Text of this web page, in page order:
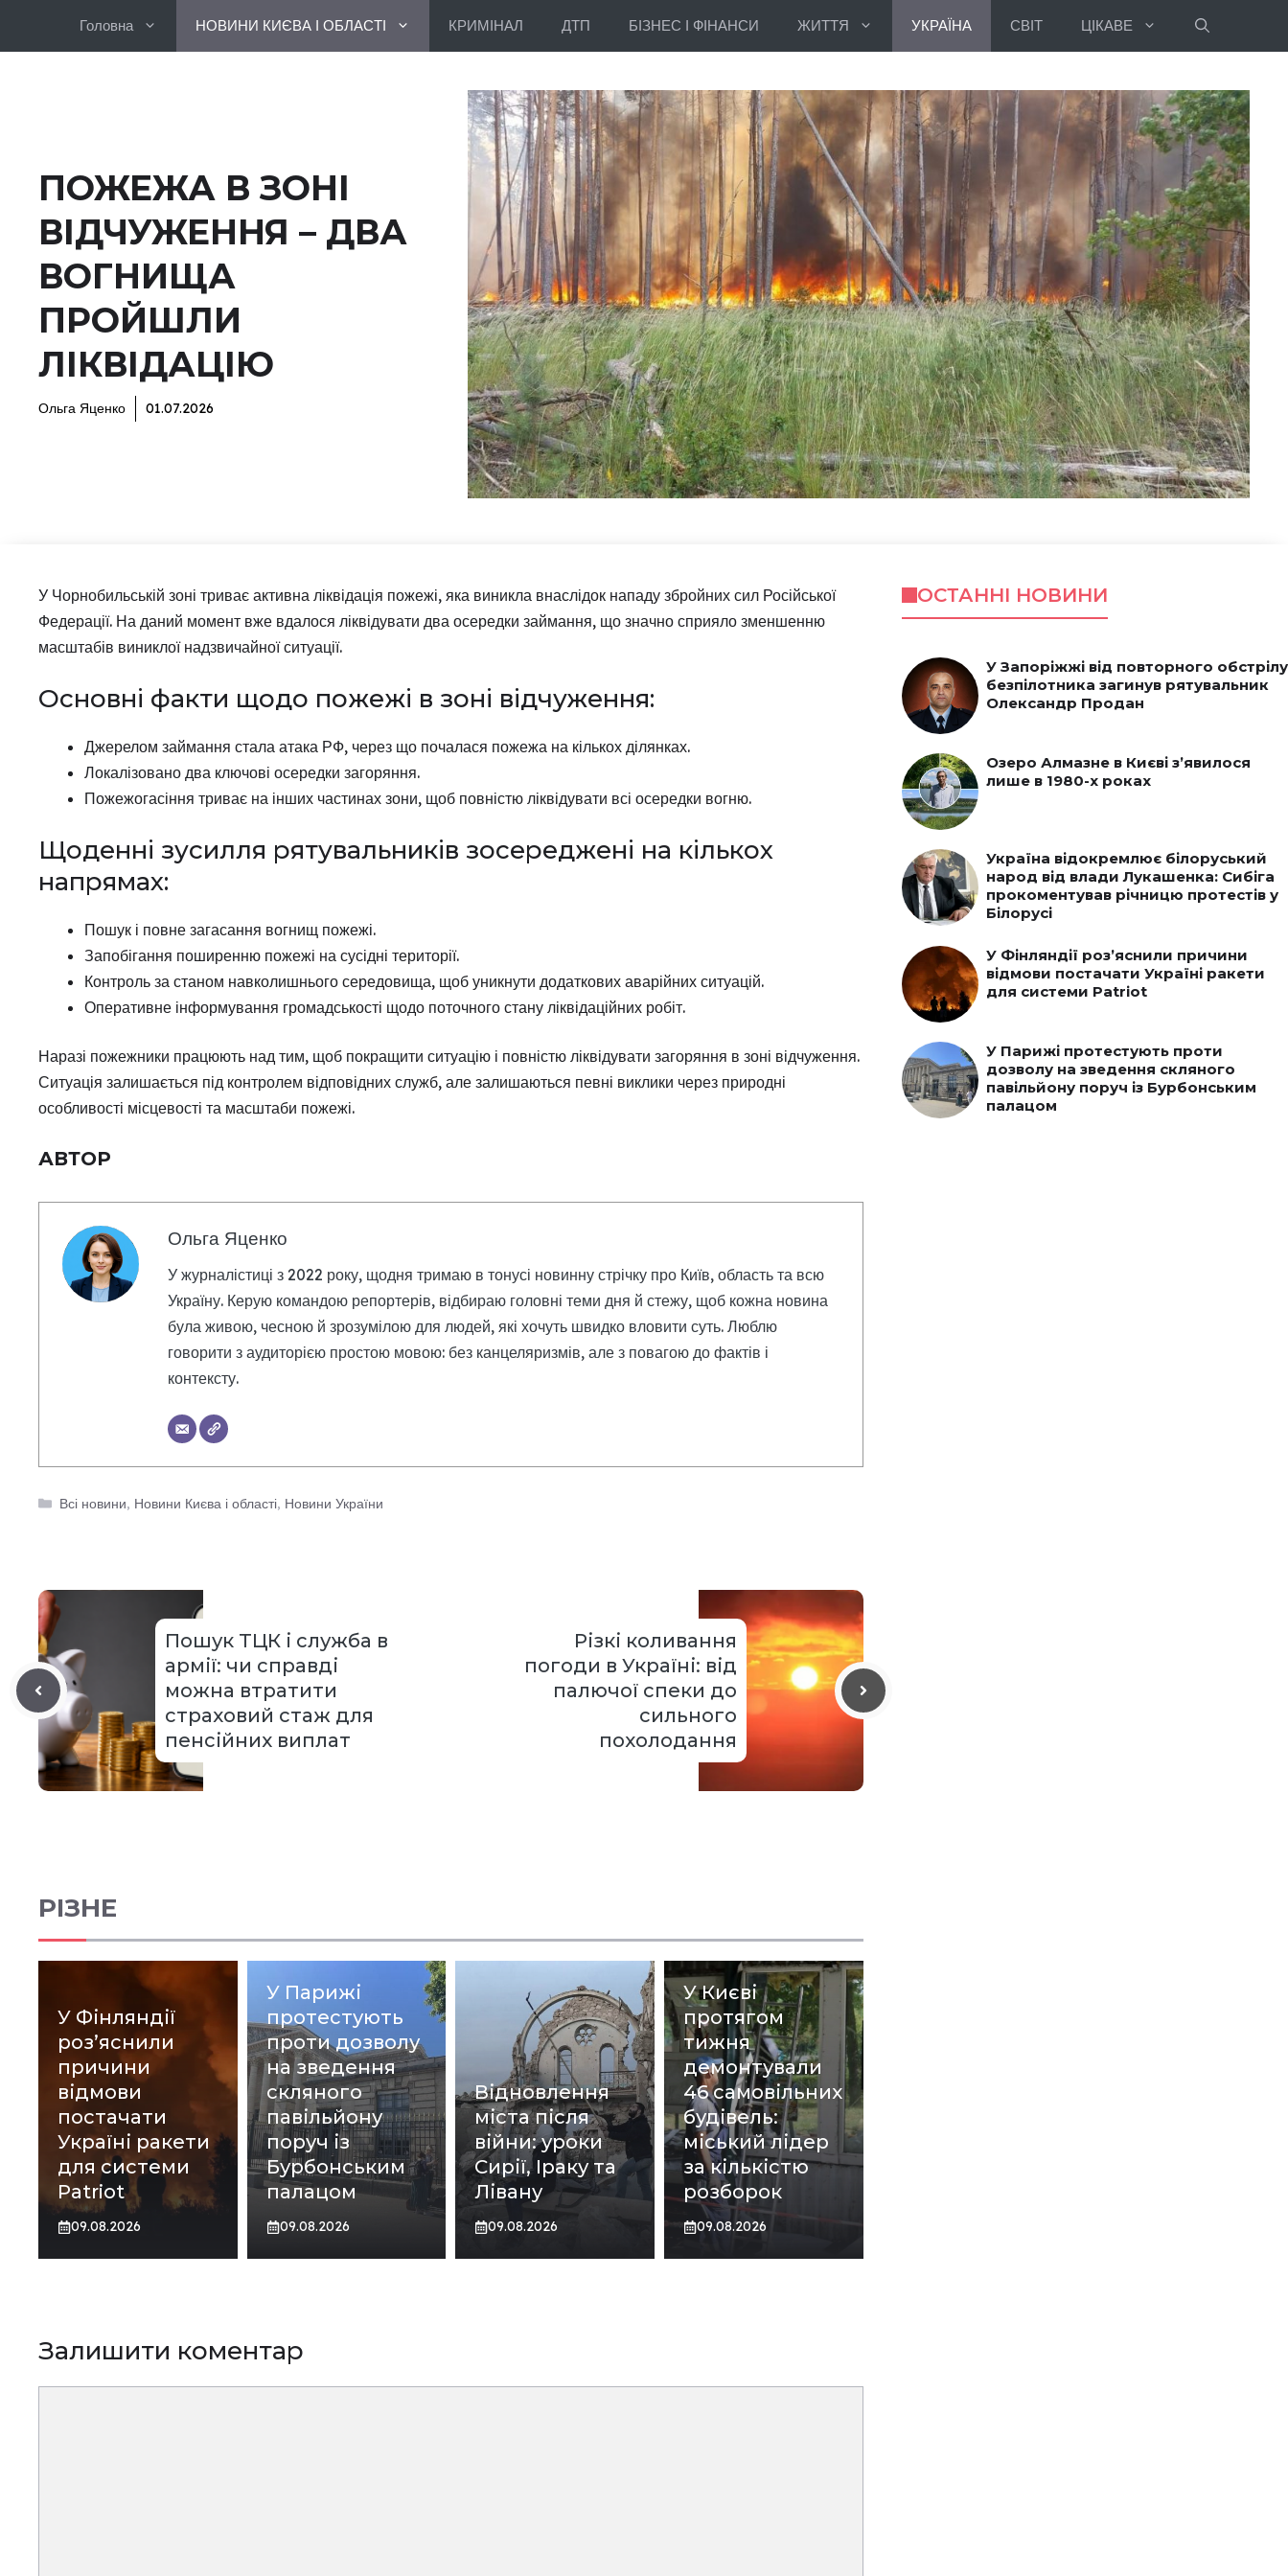
Головна НОВИНИ КИЄВА І ОБЛАСТІ КРИМІНАЛ ДТП БІЗНЕС І ФІНАНСИ ЖИТТЯ УКРАЇНА СВІТ ЦІКАВЕ
ПОЖЕЖА В ЗОНІ
ВІДЧУЖЕННЯ – ДВА
ВОГНИЩА
ПРОЙШЛИ
ЛІКВІДАЦІЮ
Ольга Яценко 01.07.2026
У Чорнобильській зоні триває активна ліквідація пожежі, яка виникла внаслідок нападу збройних сил Російської
Федерації. На даний момент вже вдалося ліквідувати два осередки займання, що значно сприяло зменшенню
масштабів виниклої надзвичайної ситуації.
Основні факти щодо пожежі в зоні відчуження:
Джерелом займання стала атака РФ, через що почалася пожежа на кількох ділянках.
Локалізовано два ключові осередки загоряння.
Пожежогасіння триває на інших частинах зони, щоб повністю ліквідувати всі осередки вогню.
Щоденні зусилля рятувальників зосереджені на кількох
напрямах:
Пошук і повне загасання вогнищ пожежі.
Запобігання поширенню пожежі на сусідні території.
Контроль за станом навколишнього середовища, щоб уникнути додаткових аварійних ситуацій.
Оперативне інформування громадськості щодо поточного стану ліквідаційних робіт.
Наразі пожежники працюють над тим, щоб покращити ситуацію і повністю ліквідувати загоряння в зоні відчуження.
Ситуація залишається під контролем відповідних служб, але залишаються певні виклики через природні
особливості місцевості та масштаби пожежі.
АВТОР
Ольга Яценко
У журналістиці з 2022 року, щодня тримаю в тонусі новинну стрічку про Київ, область та всю
Україну. Керую командою репортерів, відбираю головні теми дня й стежу, щоб кожна новина
була живою, чесною й зрозумілою для людей, які хочуть швидко вловити суть. Люблю
говорити з аудиторією простою мовою: без канцеляризмів, але з повагою до фактів і
контексту.
Категорії
Всі новини, Новини Києва і області, Новини України
Пошук ТЦК і служба в
армії: чи справді
можна втратити
страховий стаж для
пенсійних виплат
Різкі коливання
погоди в Україні: від
палючої спеки до
сильного
похолодання
РІЗНЕ
У Фінляндії
роз’яснили
причини
відмови
постачати
Україні ракети
для системи
Patriot
09.08.2026
У Парижі
протестують
проти дозволу
на зведення
скляного
павільйону
поруч із
Бурбонським
палацом
09.08.2026
Відновлення
міста після
війни: уроки
Сирії, Іраку та
Лівану
09.08.2026
У Києві
протягом
тижня
демонтували
46 самовільних
будівель:
міський лідер
за кількістю
розборок
09.08.2026
Залишити коментар
ОСТАННІ НОВИНИ
У Запоріжжі від повторного обстрілу
безпілотника загинув рятувальник
Олександр Продан
Озеро Алмазне в Києві з’явилося
лише в 1980-х роках
Україна відокремлює білоруський
народ від влади Лукашенка: Сибіга
прокоментував річницю протестів у
Білорусі
У Фінляндії роз’яснили причини
відмови постачати Україні ракети
для системи Patriot
У Парижі протестують проти
дозволу на зведення скляного
павільйону поруч із Бурбонським
палацом